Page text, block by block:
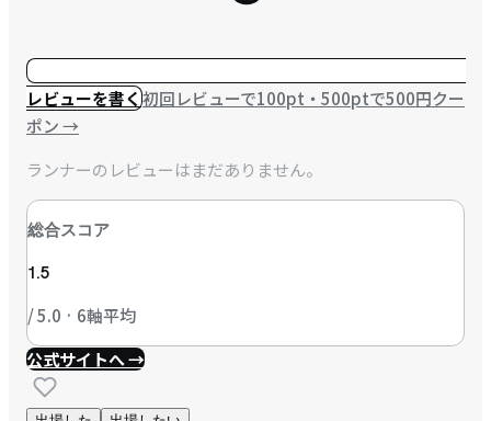
レビューを書く初回レビューで100pt・500ptで500円クー
ポン→
ランナーのレビューはまだありません。
総合スコア
1.5
/ 5.0 · 6軸平均
公式サイトへ →